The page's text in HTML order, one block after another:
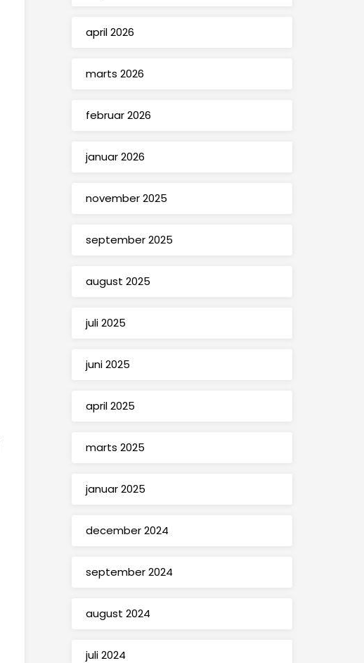
april 2026
marts 2026
februar 2026
januar 2026
november 2025
september 2025
august 2025
juli 2025
juni 2025
april 2025
marts 2025
januar 2025
december 2024
september 2024
august 2024
juli 2024